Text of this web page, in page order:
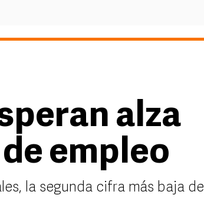
alza
empleo
la segunda cifra más baja de